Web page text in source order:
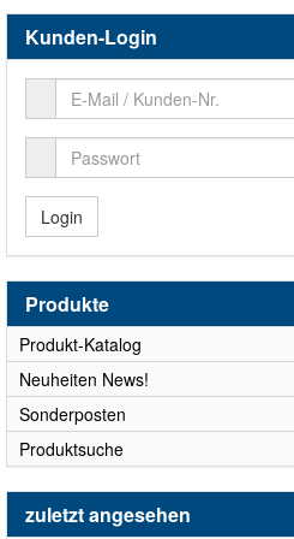
Kunden-Login
Login
Produkte
Produkt-Katalog
Neuheiten News!
Sonderposten
Produktsuche
zuletzt angesehen